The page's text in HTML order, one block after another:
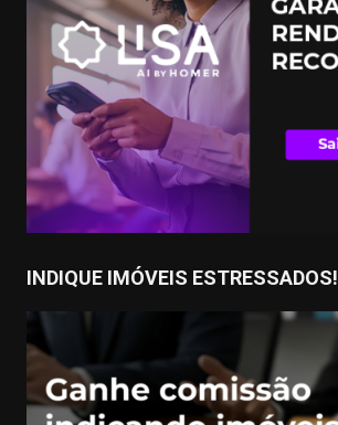
INDIQUE IMÓVEIS ESTRESSADOS!